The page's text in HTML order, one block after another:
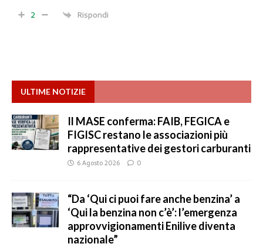
2
Rispondi
ULTIME NOTIZIE
Il MASE conferma: FAIB, FEGICA e
FIGISC restano le associazioni più
rappresentative dei gestori carburanti
6 Agosto 2026 0
“Da ‘Qui ci puoi fare anche benzina’ a
‘Qui la benzina non c’è’: l’emergenza
approvvigionamenti Enilive diventa
nazionale”